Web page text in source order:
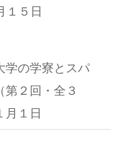
１５日
学の学寮とスパ
第２回・全３
１日